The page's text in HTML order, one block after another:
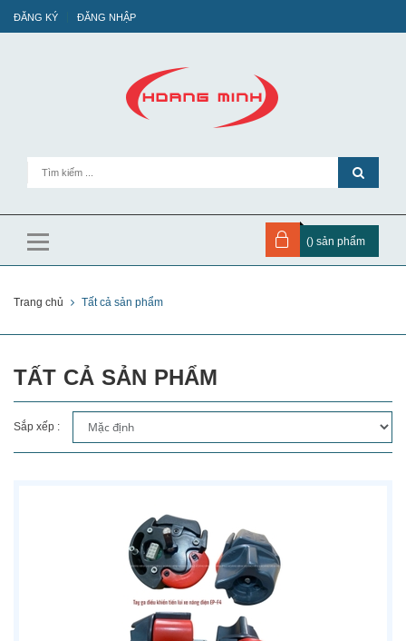
ĐĂNG KÝ ĐĂNG NHẬP
() sản phẩm
Trang chủ Tất cả sản phẩm
TẤT CẢ SẢN PHẨM
Sắp xếp :